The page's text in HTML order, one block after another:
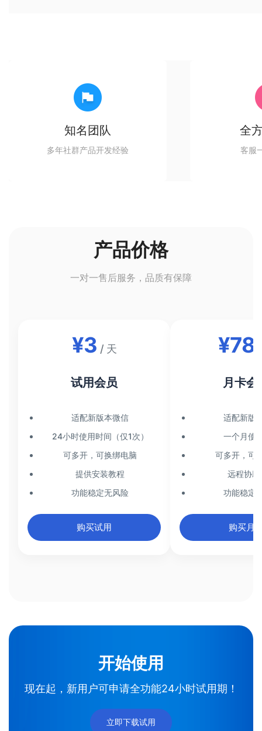
知名团队
多年社群产品开发经验
全
客服
产品价格
一对一售后服务，品质有保障
¥3 / 天
试用会员
适配新版本微信
24小时使用时间（仅1次）
可多开，可换绑电脑
提供安装教程
功能稳定无风险
购买试用
¥78
月卡会
适配新版
一个月使
可多开，可
远程协
功能稳定
购买月
开始使用
现在起，新用户可申请全功能24小时试用期！
立即下载试用